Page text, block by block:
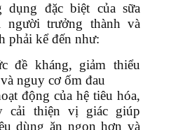
dụng đặc biệt của sữa
trưởng thành và
phải kể đến như:
đề kháng, giảm thiểu
nguy cơ ốm đau
động của hệ tiêu hóa,
cải thiện vị giác giúp
dùng ăn ngon hơn và